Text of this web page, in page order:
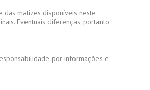
matizes disponíveis neste
Eventuais diferenças, portanto,
por informações e